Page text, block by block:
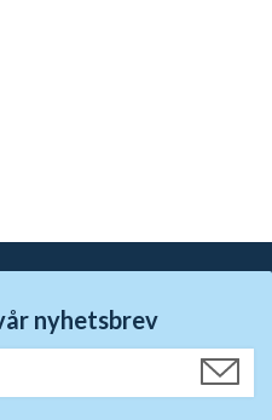
nyhetsbrev